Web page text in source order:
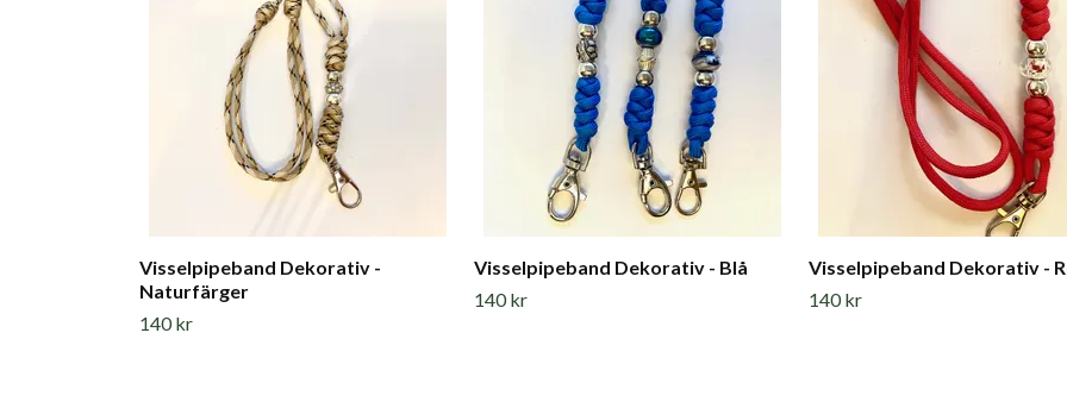
Visselpipeband Dekorativ -
Naturfärger
140 kr
Visselpipeband Dekorativ - Blå
140 kr
Visselpipeband Dekorativ -
140 kr